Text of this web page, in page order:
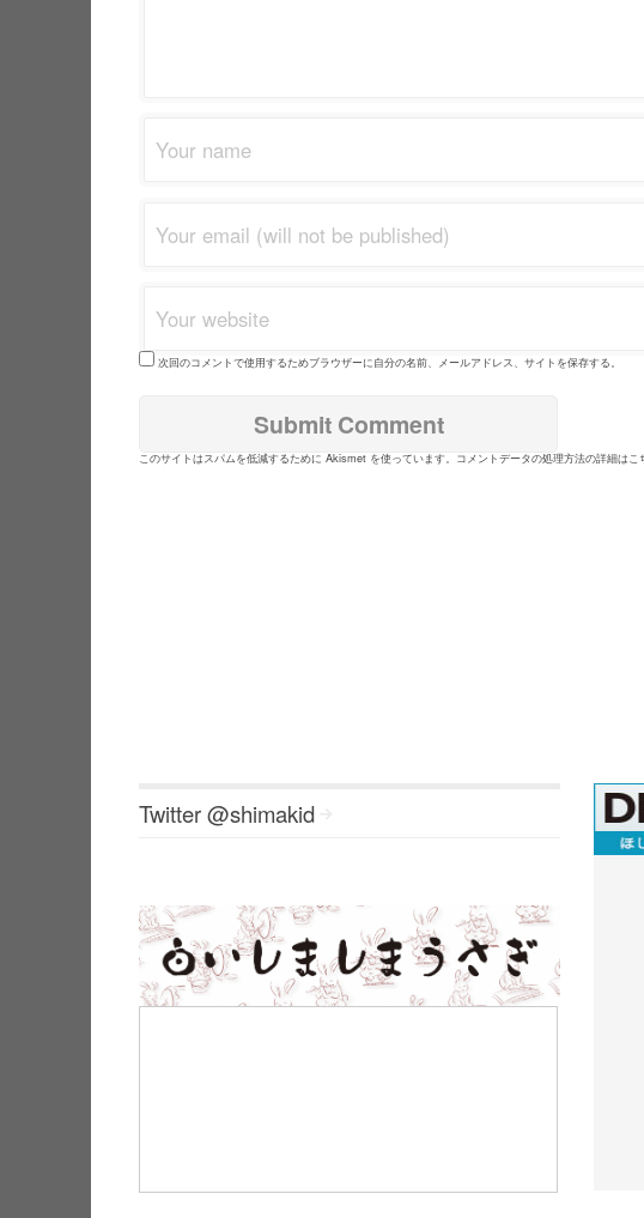
次回のコメントで使用するためブラウザーに自分の名前、メールアドレス、サイトを保存する。
このサイトはスパムを低減するために Akismet を使っています。 コメントデータの処理方法の詳細は
Twitter @shimakid